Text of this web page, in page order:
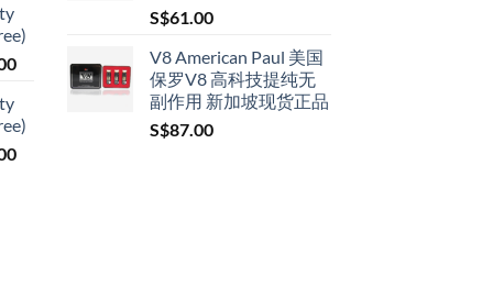
through
S$209.00
Price
through
S$209.00
Price
S$61.00
V8 American Paul 美国
保罗V8 高科技提纯无
副作用 新加坡现货正品
S$87.00